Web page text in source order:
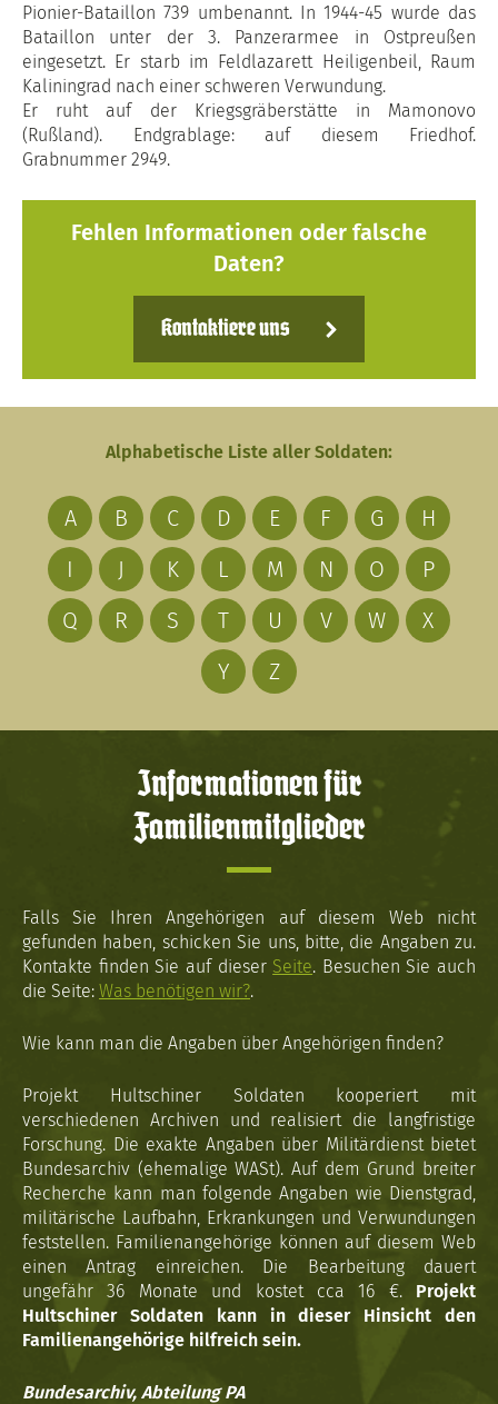
Pionier-Bataillon 739 umbenannt. In 1944-45 wurde das
Bataillon unter der 3. Panzerarmee in Ostpreußen
eingesetzt. Er starb im Feldlazarett Heiligenbeil, Raum
Kaliningrad nach einer schweren Verwundung.
Er ruht auf der Kriegsgräberstätte in Mamonovo
(Rußland). Endgrablage: auf diesem Friedhof.
Grabnummer 2949.
Fehlen Informationen oder falsche
Daten?
Kontaktiere uns
Alphabetische Liste aller Soldaten:
A B C D E F G
H
I
J K L M N O
P
Q
R S T U V W
X
Y
Z
Informationen für
Familienmitglieder
Falls Sie Ihren Angehörigen auf diesem Web nicht
gefunden haben, schicken Sie uns, bitte, die Angaben zu.
Kontakte finden Sie auf dieser Seite. Besuchen Sie auch
die Seite: Was benötigen wir?.
Wie kann man die Angaben über Angehörigen finden?
Projekt Hultschiner Soldaten kooperiert mit
verschiedenen Archiven und realisiert die langfristige
Forschung. Die exakte Angaben über Militärdienst bietet
Bundesarchiv (ehemalige WASt). Auf dem Grund breiter
Recherche kann man folgende Angaben wie Dienstgrad,
militärische Laufbahn, Erkrankungen und Verwundungen
feststellen. Familienangehörige können auf diesem Web
einen Antrag einreichen. Die Bearbeitung dauert
ungefähr 36 Monate und kostet cca 16 €. Projekt
Hultschiner Soldaten kann in dieser Hinsicht den
Familienangehörige hilfreich sein.
Bundesarchiv, Abteilung PA